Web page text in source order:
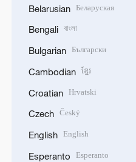
Belarusian Беларуская
Bengali বাংলা
Bulgarian Български
Cambodian ខ្មែរ
Croatian Hrvatski
Czech Český
English English
Esperanto Esperanto